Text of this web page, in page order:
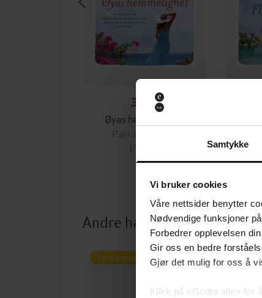
Samtykke
Vi bruker cookies
Våre nettsider benytter
Nødvendige funksjoner
Forbedrer opplevelsen
Gir oss en bedre
Gjør det mulig for oss å
Klikk på «Godta alle» for
350,-
Øyas hemmelighet
Patricia Wilson
LYDBOK
Andre har også kjøpt
Første gang på tilbud